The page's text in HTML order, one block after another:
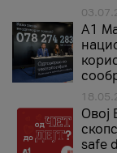
A1
Овој
safe